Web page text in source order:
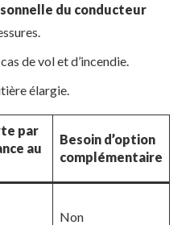
du conducteur
de vol et d’incendie.
élargie.
par
au
Besoin d’option
complémentaire
Non